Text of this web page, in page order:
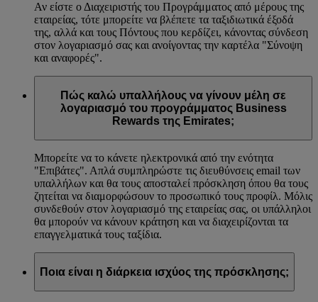
Αν είστε ο Διαχειριστής του Προγράμματος από μέρους της
εταιρείας, τότε μπορείτε να βλέπετε τα ταξιδιωτικά έξοδά
της, αλλά και τους Πόντους που κερδίζει, κάνοντας σύνδεση
στον λογαριασμό σας και ανοίγοντας την καρτέλα "Σύνοψη
και αναφορές".
Πώς καλώ υπαλλήλους να γίνουν μέλη σε
λογαριασμό του προγράμματος Business
Rewards της Emirates;
Μπορείτε να το κάνετε ηλεκτρονικά από την ενότητα
"Επιβάτες". Απλά συμπληρώστε τις διευθύνσεις email των
υπαλλήλων και θα τους αποσταλεί πρόσκληση όπου θα τους
ζητείται να διαμορφώσουν το προσωπικό τους προφίλ. Μόλις
συνδεθούν στον λογαριασμό της εταιρείας σας, οι υπάλληλοι
θα μπορούν να κάνουν κράτηση και να διαχειρίζονται τα
επαγγελματικά τους ταξίδια.
Ποια είναι η διάρκεια ισχύος της πρόσκλησης;